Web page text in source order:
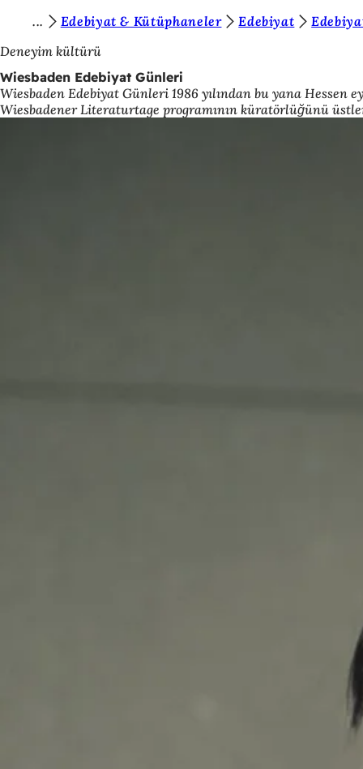
İçeriğe atla
u
r
a
d
Edebiyat & Kütüphaneler Edebiyat
Deneyim kültürü
Wiesbaden Edebiyat Günleri
Wiesbaden Edebiyat Günleri 1986 yılından bu yana
Wiesbadener Literaturtage programının küratörlüğünü